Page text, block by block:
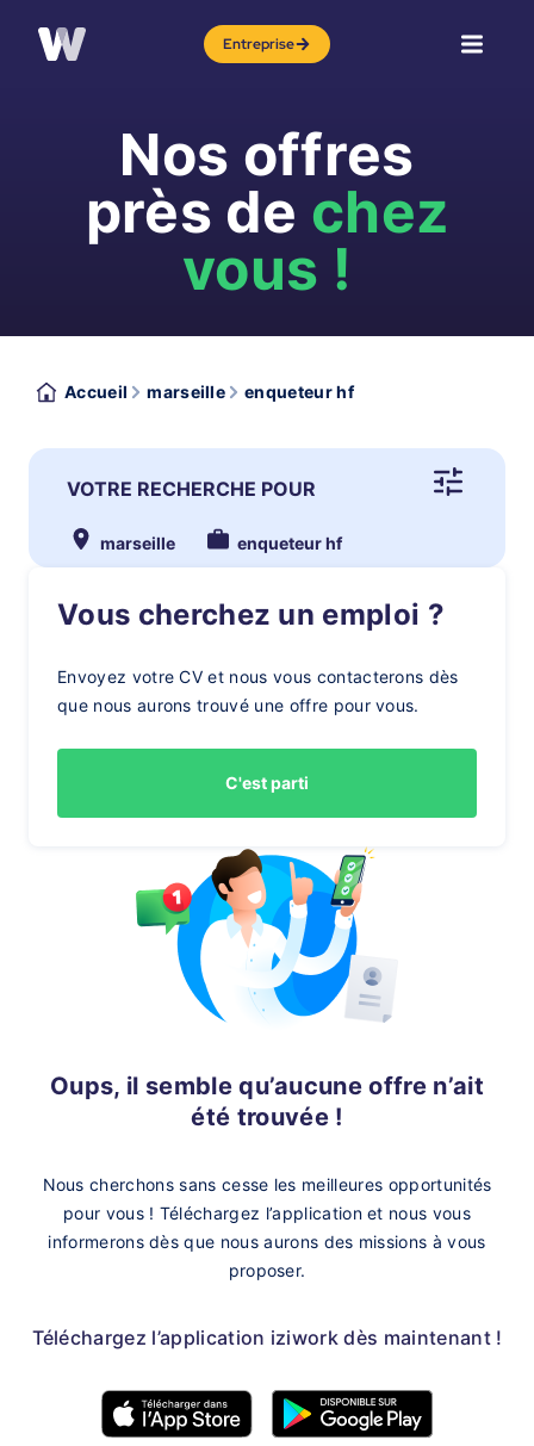
Entreprise
Nos offres
près de chez
vous !
Accueil marseille enqueteur hf
VOTRE RECHERCHE POUR
marseille enqueteur hf
Vous cherchez un emploi ?
Envoyez votre CV et nous vous contacterons dès
que nous aurons trouvé une offre pour vous.
C'est parti
Oups, il semble qu’aucune offre n’ait
été trouvée !
Nous cherchons sans cesse les meilleures opportunités
pour vous ! Téléchargez l’application et nous vous
informerons dès que nous aurons des missions à vous
proposer.
Téléchargez l’application iziwork dès maintenant !